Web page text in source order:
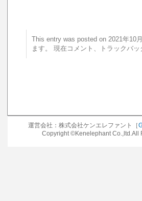
This entry was posted on 2021年
ます。 現在コメント、トラックバ
運営会社：株式会社ケンエレファント［
Copyright ©Kenelephant Co.,ltd.All